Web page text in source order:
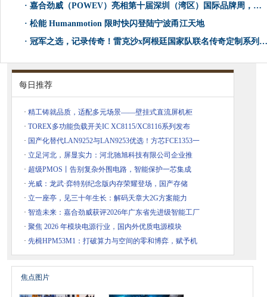
· 嘉合劲威（POWEV）亮相第十届深圳（湾区）国际品牌周，斩获两大品牌奖项
· 松能 Humanmotion 限时快闪登陆宁波甬江天地
· 冠军之选，记录传奇！雷克沙x阿根廷国家队联名传奇定制系列存储产品重磅上市
每日推荐
· 精工铸就品质，适配多元场景——壁挂式直流屏机柜
· TOREX多功能负载开关IC XC8115/XC8116系列发布
· 国产化替代LAN9252与LAN9253优选！方芯FCE1353一
· 立足河北，屏显实力：河北驰旭科技有限公司企业推
· 超级PMOS丨告别复杂外围电路，智能保护一芯集成
· 光威：龙武·弈特别纪念版内存荣耀登场，国产存储
· 立一座亭，见三十年生长：解码天章大2G方案能力
· 智造未来：嘉合劲威获评2026年广东省先进级智能工厂
· 聚焦 2026 年模块电源行业，国内外优质电源模块
· 先楫HPM53M1：打破算力与空间的零和博弈，赋予机
焦点图片